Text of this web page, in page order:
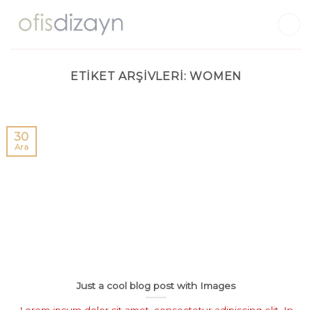
ETIKET ARŞIVLERI:WOMEN
Just a cool blog post with Images
30
Ara